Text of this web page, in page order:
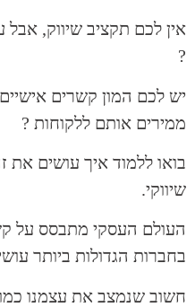
אין לכם תקציב שיווק, אבל
?
יש לכם המון קשרים
ממירים אותם ללקוחות ?
בואו ללמוד איך עושים את
שיווקי.
העולם העסקי מתבסס על
בחברות הגדולות ביותר
חשוב שנמצב את עצמנו